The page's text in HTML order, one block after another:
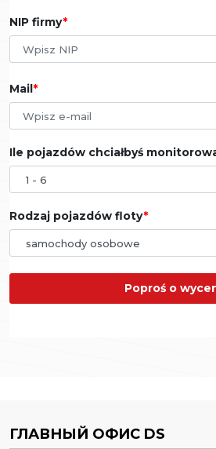
NIP firmy
Mail
Ile pojazdów chciałbyś
Rodzaj pojazdów floty
Poproś o
ГЛАВНЫЙ ОФИС DS